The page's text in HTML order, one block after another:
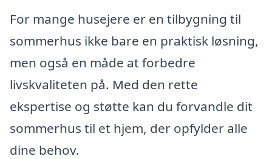
For mange husejere er en tilbygning til
sommerhus ikke bare en praktisk løsning,
men også en måde at forbedre
livskvaliteten på. Med den rette
ekspertise og støtte kan du forvandle dit
sommerhus til et hjem, der opfylder alle
dine behov.